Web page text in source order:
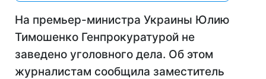
На премьер-министра Украины Юлию
Тимошенко Генпрокуратурой не
заведено уголовного дела. Об этом
журналистам сообщила заместитель